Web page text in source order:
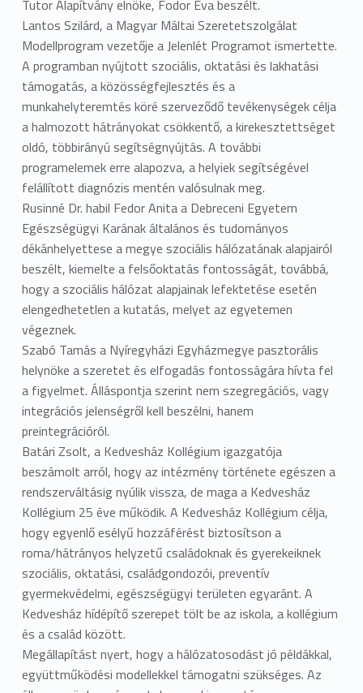
Tutor Alapítvány elnöke, Fodor Éva beszélt.
Lantos Szilárd, a Magyar Máltai Szeretetszolgálat
Modellprogram vezetője a Jelenlét Programot ismertette.
A programban nyújtott szociális, oktatási és lakhatási
támogatás, a közösségfejlesztés és a
munkahelyteremtés köré szerveződő tevékenységek célja
a halmozott hátrányokat csökkentő, a kirekesztettséget
oldó, többirányú segítségnyújtás. A további
programelemek erre alapozva, a helyiek segítségével
felállított diagnózis mentén valósulnak meg.
Rusinné Dr. habil Fedor Anita a Debreceni Egyetem
Egészségügyi Karának általános és tudományos
dékánhelyettese a megye szociális hálózatának alapjairól
beszélt, kiemelte a felsőoktatás fontosságát, továbbá,
hogy a szociális hálózat alapjainak lefektetése esetén
elengedhetetlen a kutatás, melyet az egyetemen
végeznek.
Szabó Tamás a Nyíregyházi Egyházmegye pasztorális
helynöke a szeretet és elfogadás fontosságára hívta fel
a figyelmet. Álláspontja szerint nem szegregációs, vagy
integrációs jelenségről kell beszélni, hanem
preintegrációról.
Batári Zsolt, a Kedvesház Kollégium igazgatója
beszámolt arról, hogy az intézmény története egészen a
rendszerváltásig nyúlik vissza, de maga a Kedvesház
Kollégium 25 éve működik. A Kedvesház Kollégium célja,
hogy egyenlő esélyű hozzáférést biztosítson a
roma/hátrányos helyzetű családoknak és gyerekeiknek
szociális, oktatási, családgondozói, preventív
gyermekvédelmi, egészségügyi területen egyaránt. A
Kedvesház hídépítő szerepet tölt be az iskola, a kollégium
és a család között.
Megállapítást nyert, hogy a hálózatosodást jó példákkal,
együttműködési modellekkel támogatni szükséges. Az